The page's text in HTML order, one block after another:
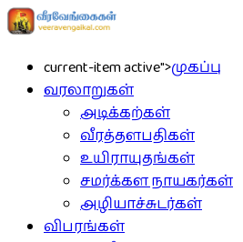
current-item active">முகப்பு
வரலாறுகள்
அடிக்கற்கள்
வீரத்தளபதிகள்
உயிராயுதங்கள்
சமர்க்கள நாயகர்கள்
அழியாச்சுடர்கள்
விபரங்கள்